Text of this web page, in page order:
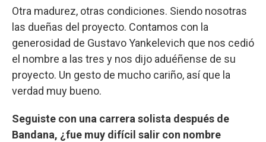
Otra madurez, otras condiciones. Siendo nosotras
las dueñas del proyecto. Contamos con la
generosidad de Gustavo Yankelevich que nos cedió
el nombre a las tres y nos dijo aduéñense de su
proyecto. Un gesto de mucho cariño, así que la
verdad muy bueno.
Seguiste con una carrera solista después de
Bandana, ¿fue muy difícil salir con nombre